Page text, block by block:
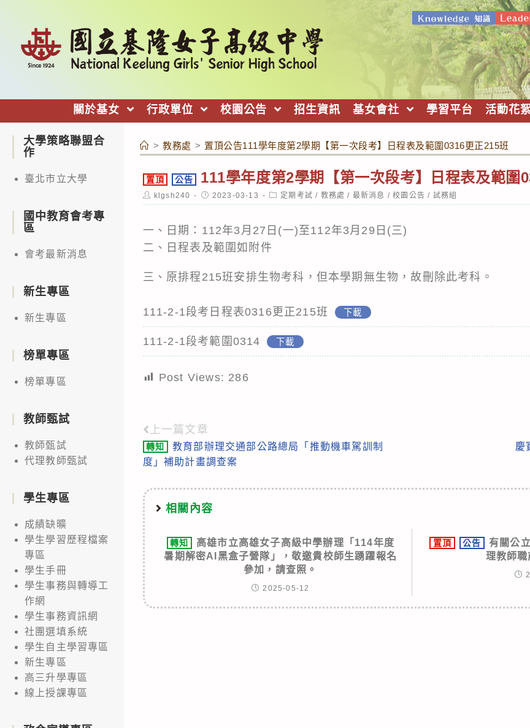
關於基女 行政單位 校園公告 招生資訊 基女會社 學習平台 活動花
> 教務處 > 置頂公告111學年度第2學期【第一次段考】日程表及範圍0316更正215班
置頂 公告 111學年度第2學期【第一次段考】日程表及範圍
Post
author:
klgsh240
Post
published:
2023-03-13
Post
category:
定期考試 / 教務處 / 最新消息 / 校園公告 / 試務組
一、日期：112年3月27日(一)至112年3月29日(三)
二、日程表及範圍如附件
三、原排程215班安排生物考科，但本學期無生物，故刪除此考科。
111-2-1段考日程表0316更正215班 下載
111-2-1段考範圍0314 下載
Post Views: 286
Read
more
上一篇文章
轉知
教育部辦理交通部公路總局「推動機車駕訓制
度」補助計畫調查案
慶
相關內容
轉知
高雄市立高雄女子高級中學辦理「114年度
暑期解密AI黑盒子營隊」，敬邀貴校師生踴躍報名
參加，請查照。
2025-05-12
置頂 公告
有關公
理教師
大學策略聯盟合
作
臺北市立大學
國中教育會考專
區
會考最新消息
新生專區
新生專區
榜單專區
榜單專區
教師甄試
教師甄試
代理教師甄試
學生專區
成績缺曠
學生學習歷程檔案
專區
學生手冊
學生事務與轉導工
作網
學生事務資訊網
社團選填系統
學生自主學習專區
新生專區
高三升學專區
線上授課專區